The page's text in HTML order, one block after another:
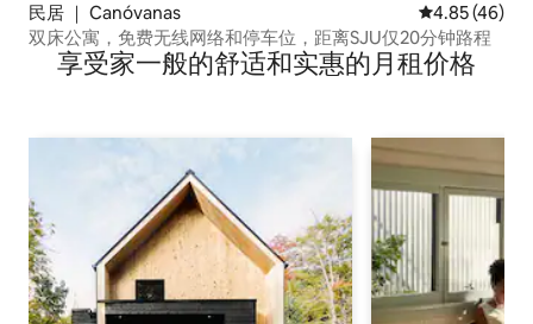
民居 ｜ Canóvanas 平均评分
4.85 (46)
双床公寓，免费无线网络和停车位，距离SJU仅20分钟路程
享受家一般的舒适和实惠的月租价格